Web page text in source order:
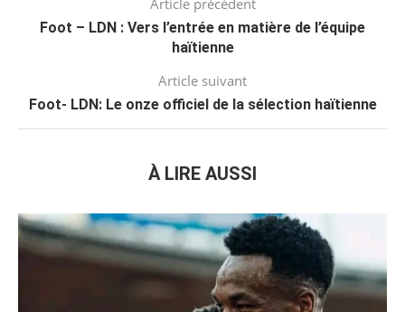
Foot – LDN : Vers l’entrée en matière de l’équipe
haïtienne
Article suivant
Foot- LDN: Le onze officiel de la sélection haïtienne
À LIRE AUSSI